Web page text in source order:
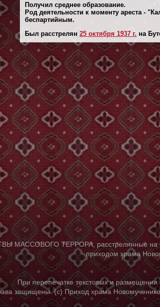
Получил среднее образование.
Род деятельности к моменту ареста -
беспартийным.
Был расстрелян 25 октября 1937 г. на
МАССОВОГО ТЕРРОРА, расстрелянные на
приходом храма
При перепечатке текстовых и
защищены. (с) Приход храма